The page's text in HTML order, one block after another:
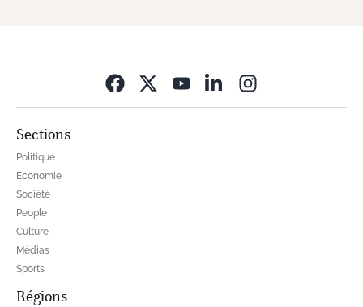
Sections
Politique
Economie
Société
People
Culture
Médias
Sports
Régions